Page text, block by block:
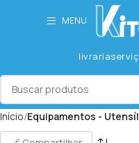
MENU
livraria
Início Equipamentos -